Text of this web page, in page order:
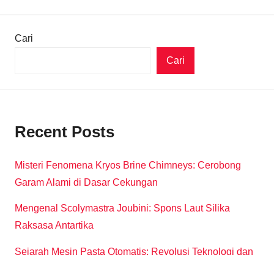
Cari
Cari
Recent Posts
Misteri Fenomena Kryos Brine Chimneys: Cerobong
Garam Alami di Dasar Cekungan
Mengenal Scolymastra Joubini: Spons Laut Silika
Raksasa Antartika
Sejarah Mesin Pasta Otomatis: Revolusi Teknologi dan